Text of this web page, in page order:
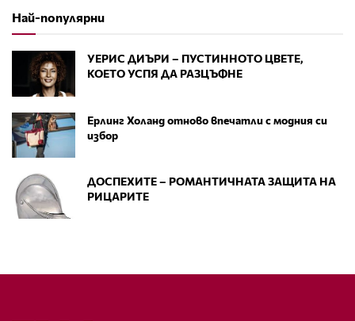
Най-популярни
УЕРИС ДИЪРИ – ПУСТИННОТО ЦВЕТЕ,
КОЕТО УСПЯ ДА РАЗЦЪФНЕ
Ерлинг Холанд отново впечатли с модния си
избор
ДОСПЕХИТЕ – РОМАНТИЧНАТА ЗАЩИТА НА
РИЦАРИТЕ